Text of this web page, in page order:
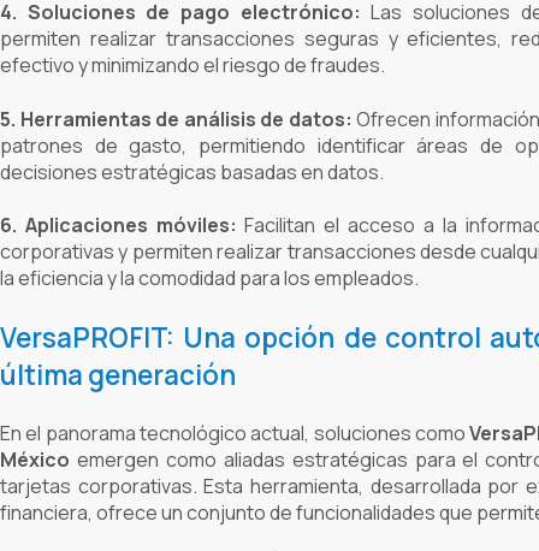
4. Soluciones de pago electrónico: Las soluciones
permiten realizar transacciones seguras y eficientes,
efectivo y minimizando el riesgo de fraudes.
5. Herramientas de análisis de datos: Ofrecen
patrones de gasto, permitiendo identificar áreas de
decisiones estratégicas basadas en datos.
6. Aplicaciones móviles: Facilitan el acceso a la
corporativas y permiten realizar transacciones desde
la eficiencia y la comodidad para los empleados.
VersaPROFIT: Una opción de control
última generación
En el panorama tecnológico actual, soluciones como
México emergen como aliadas estratégicas para el
tarjetas corporativas. Esta herramienta, desarrollada por
financiera, ofrece un conjunto de funcionalidades que